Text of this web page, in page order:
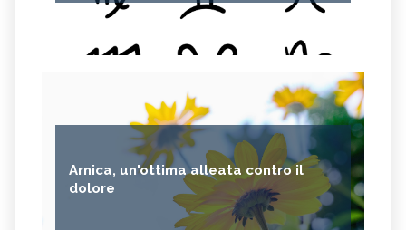
Arnica, un'ottima alleata contro il
dolore